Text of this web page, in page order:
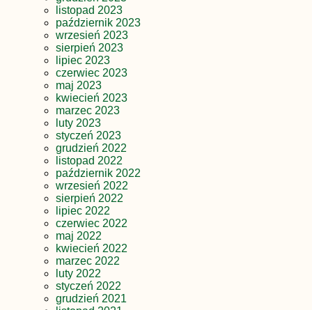
listopad 2023
październik 2023
wrzesień 2023
sierpień 2023
lipiec 2023
czerwiec 2023
maj 2023
kwiecień 2023
marzec 2023
luty 2023
styczeń 2023
grudzień 2022
listopad 2022
październik 2022
wrzesień 2022
sierpień 2022
lipiec 2022
czerwiec 2022
maj 2022
kwiecień 2022
marzec 2022
luty 2022
styczeń 2022
grudzień 2021